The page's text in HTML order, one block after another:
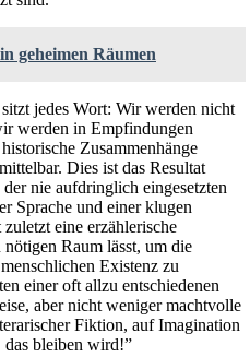
geheimen Räumen
jedes Wort: Wir werden nicht
werden in Empfindungen
Zusammenhänge
Dies ist das Resultat
nie aufdringlich eingesetzten
Sprache und einer klugen
eine erzählerische
nötigen Raum lässt, um die
Existenz zu
einer oft allzu entschiedenen
aber nicht weniger machtvolle
Fiktion, auf Imagination
bleiben wird!”